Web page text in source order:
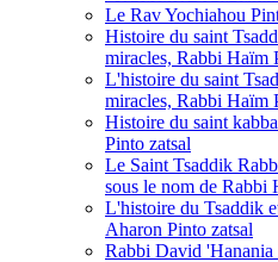
Le Rav Yochiahou
Histoire du saint
miracles, Rabbi Haïm
L'histoire du saint
miracles, Rabbi Haïm
Histoire du saint
Pinto zatsal
Le Saint Tsaddik
sous le nom de Rabbi
L'histoire du Tsaddik
Aharon Pinto zatsal
Rabbi David 'Hanania